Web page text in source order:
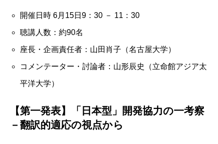
開催日時 6月15日9：30 － 11：30
聴講人数：約90名
座長・企画責任者：山田肖子（名古屋大学）
コメンテーター・討論者：山形辰史（立命館アジア太
平洋大学）
【第一発表】「日本型」開発協力の一考察
－翻訳的適応の視点から